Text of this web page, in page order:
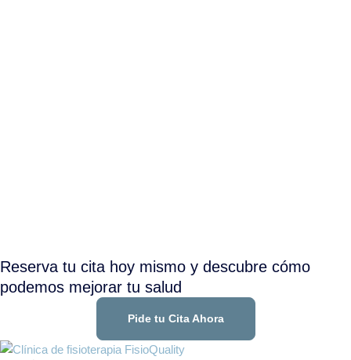
Reserva tu cita hoy mismo y descubre cómo
podemos mejorar tu salud
Pide tu Cita Ahora